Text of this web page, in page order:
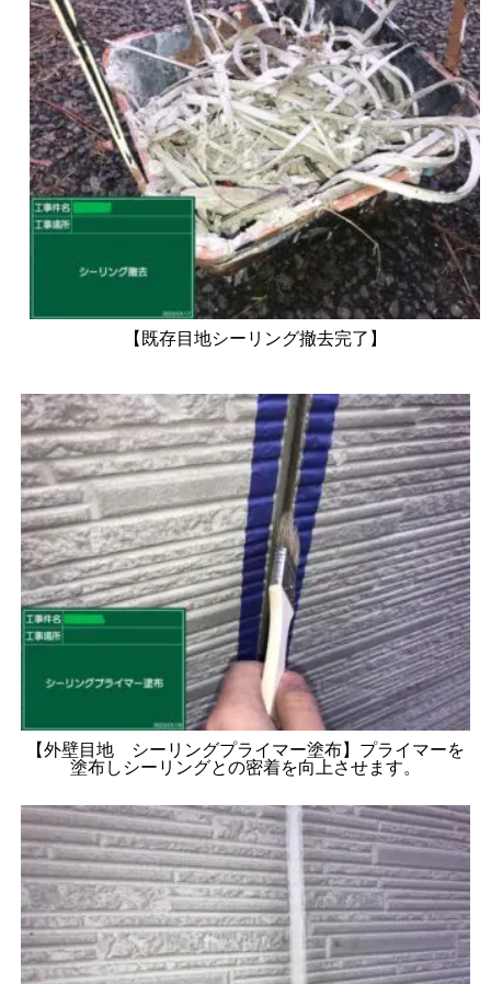
【既存目地シーリング撤去完了】
【外壁目地 シーリングプライマー塗布】プライマーを
塗布しシーリングとの密着を向上させます。